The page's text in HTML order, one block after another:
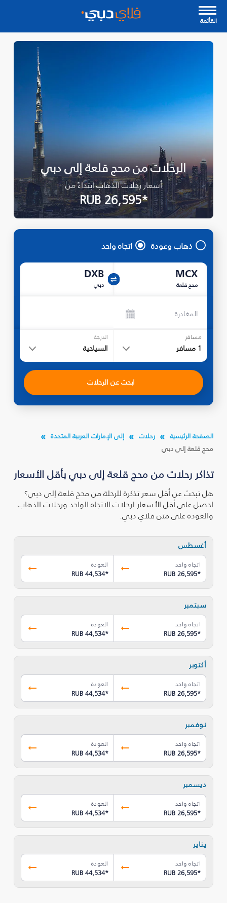
القأئمة
الرحلات من محج قلعة إلى دبي
أسعار رحلات الذهاب ابتداءً من
*RUB 26,595
ذهاب وعودة اتجاه واحد
MCX
محج قلعة
DXB
دبي
المغادرة
مسافر
1 مسافر
الدرجة
السياحية
ابحث عن الرحلات
الصفحة الرئيسية رحلات
إلى الإمارات العربية المتحدة
محج قلعة إلى دبي
تذاكر رحلات من محج قلعة إلى دبي بأقل الأسعار
هل تبحث عن أقل سعر تذكرة للرحلة من محج قلعة إلى دبي؟
احصل على أقل الأسعار لرحلات الاتجاه الواحد ورحلات الذهاب
والعودة على متن فلاي دبي.
أغسطس
اتجاه واحد
RUB 26,595*
العودة
RUB 44,534*
سبتمبر
اتجاه واحد
RUB 26,595*
العودة
RUB 44,534*
أكتوبر
اتجاه واحد
RUB 26,595*
العودة
RUB 44,534*
نوفمبر
اتجاه واحد
RUB 26,595*
العودة
RUB 44,534*
ديسمبر
اتجاه واحد
RUB 26,595*
العودة
RUB 44,534*
يناير
اتجاه واحد
RUB 26,595*
العودة
RUB 44,534*